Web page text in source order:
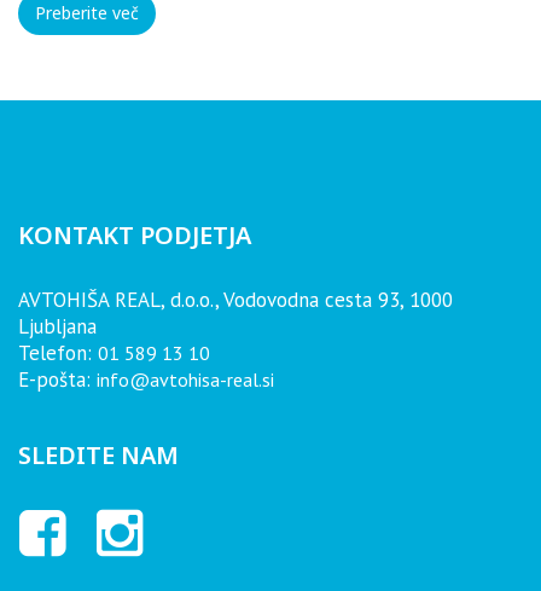
Preberite več
KONTAKT PODJETJA
AVTOHIŠA REAL, d.o.o., Vodovodna cesta 93, 1000
Ljubljana
Telefon: 01 589 13 10
E-pošta: info@avtohisa-real.si
SLEDITE NAM